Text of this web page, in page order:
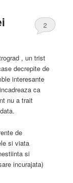
2
, un trist
decrepite de
interesante
ca
nu a trait
de
si viata
si
incurajata)